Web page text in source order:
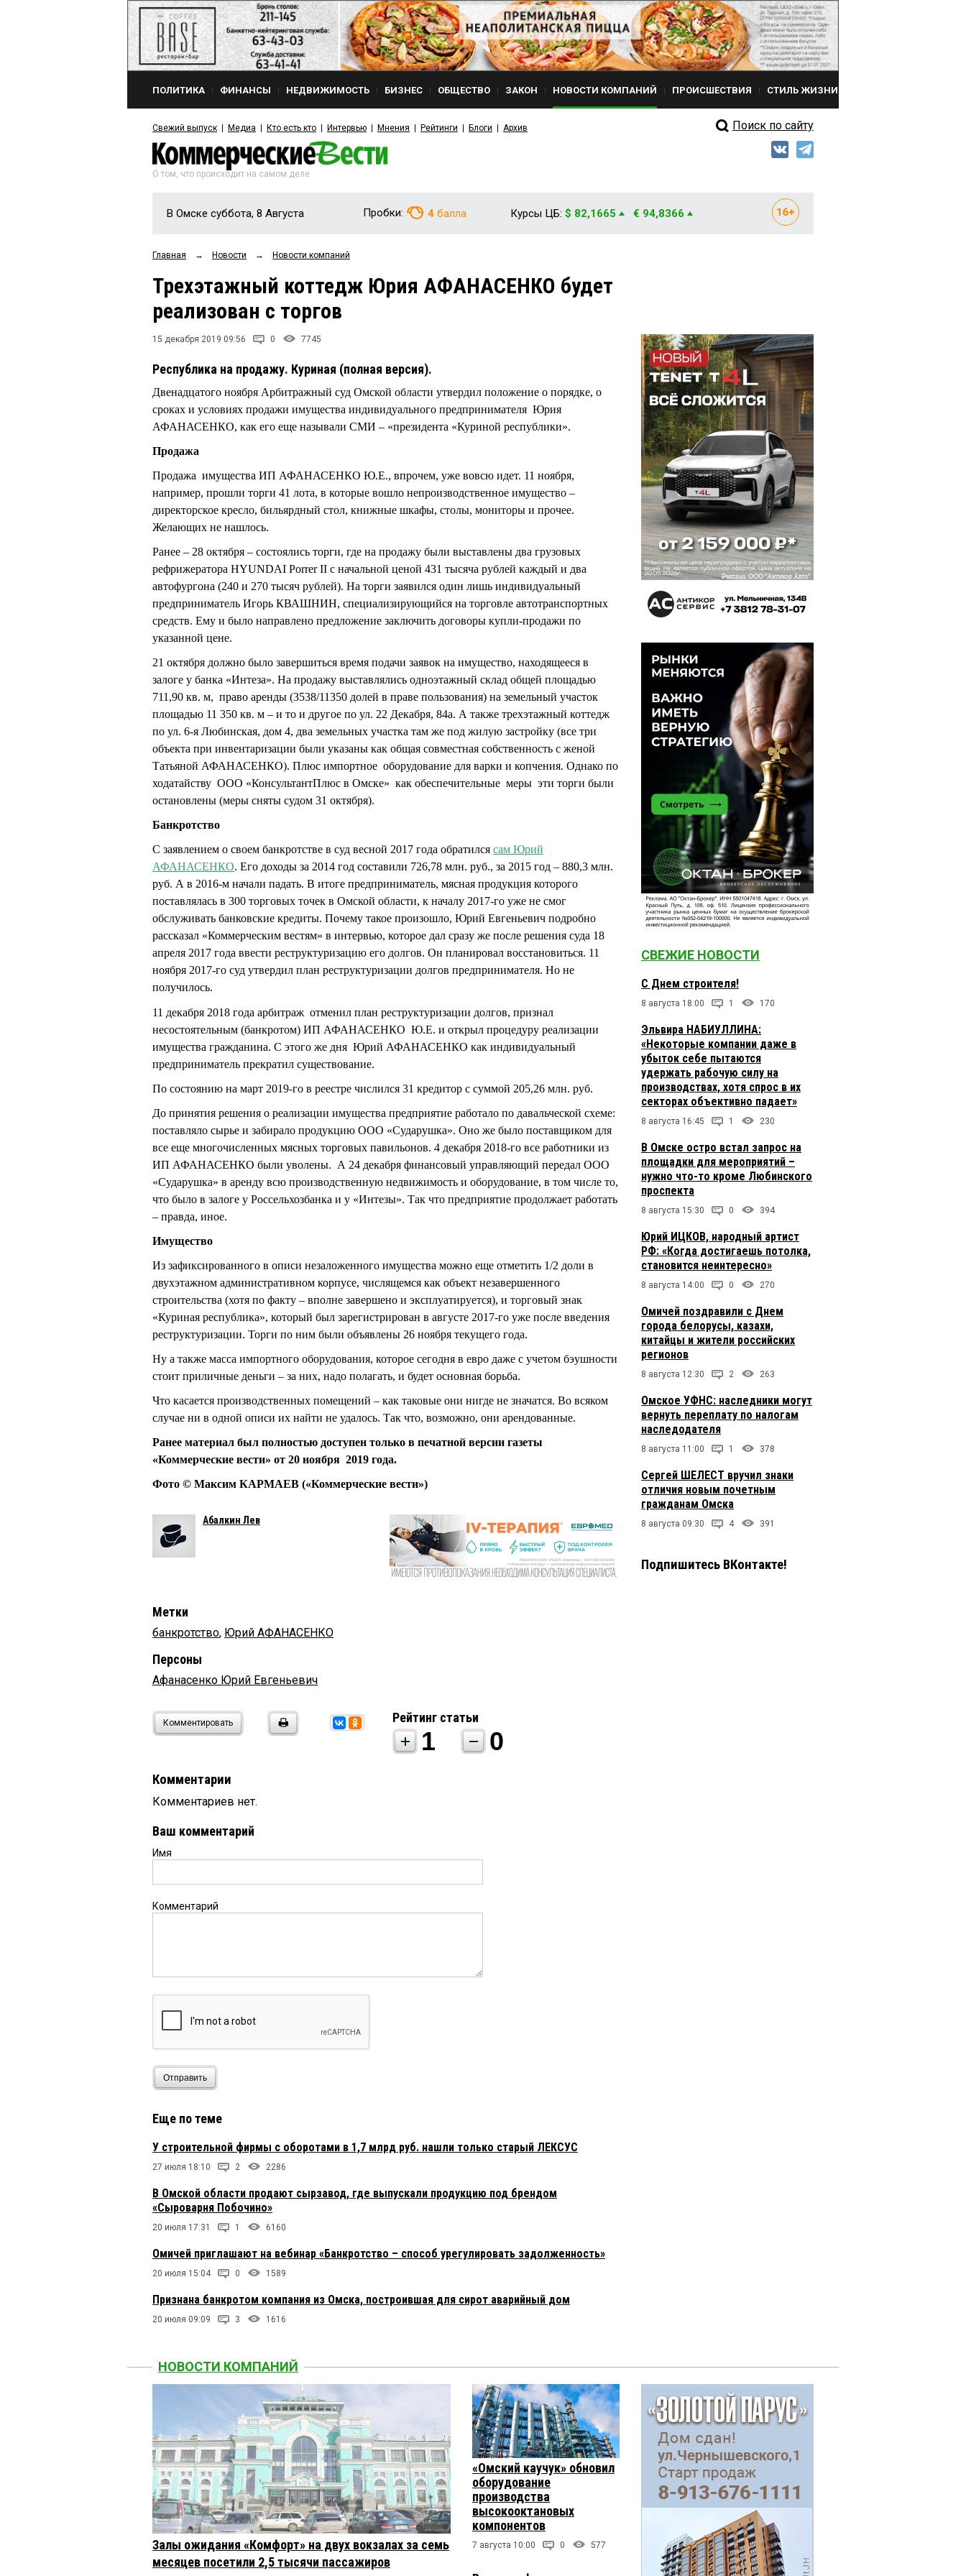
ПОЛИТИКА ФИНАНСЫ НЕДВИЖИМОСТЬ БИЗНЕС ОБЩЕСТВО ЗАКОН НОВОСТИ КОМПАНИЙ ПРОИСШЕСТВИЯ СТИЛЬ ЖИЗНИ
Свежий выпуск Медиа Кто есть кто Интервью Мнения Рейтинги Блоги Архив Поиск по сайту
О том, что происходит на самом деле
В Омске суббота, 8 Августа Пробки: 4 балла Курсы ЦБ: $ 82,1665 € 94,8366
Главная → Новости → Новости компаний
Трехэтажный коттедж Юрия АФАНАСЕНКО будет
реализован с торгов
15 декабря 2019 09:56 0 7745
Республика на продажу. Куриная (полная версия).
Двенадцатого ноября Арбитражный суд Омской области утвердил положение о порядке, о
сроках и условиях продажи имущества индивидуального предпринимателя Юрия
АФАНАСЕНКО, как его еще называли СМИ – «президента «Куриной республики».
Продажа
Продажа имущества ИП АФАНАСЕНКО Ю.Е., впрочем, уже вовсю идет. 11 ноября,
например, прошли торги 41 лота, в которые вошло непроизводственное имущество –
директорское кресло, бильярдный стол, книжные шкафы, столы, мониторы и прочее.
Желающих не нашлось.
Ранее – 28 октября – состоялись торги, где на продажу были выставлены два грузовых
рефрижератора HYUNDAI Porrer II с начальной ценой 431 тысяча рублей каждый и два
автофургона (240 и 270 тысяч рублей). На торги заявился один лишь индивидуальный
предприниматель Игорь КВАШНИН, специализирующийся на торговле автотранспортных
средств. Ему и было направлено предложение заключить договоры купли-продажи по
указанной цене.
21 октября должно было завершиться время подачи заявок на имущество, находящееся в
залоге у банка «Интеза». На продажу выставлялись одноэтажный склад общей площадью
711,90 кв. м, право аренды (3538/11350 долей в праве пользования) на земельный участок
площадью 11 350 кв. м – и то и другое по ул. 22 Декабря, 84а. А также трехэтажный коттедж
по ул. 6-я Любинская, дом 4, два земельных участка там же под жилую застройку (все три
объекта при инвентаризации были указаны как общая совместная собственность с женой
Татьяной АФАНАСЕНКО). Плюс импортное оборудование для варки и копчения. Однако по
ходатайству ООО «КонсультантПлюс в Омске» как обеспечительные меры эти торги были
остановлены (меры сняты судом 31 октября).
Банкротство
С заявлением о своем банкротстве в суд весной 2017 года обратился сам Юрий
АФАНАСЕНКО. Его доходы за 2014 год составили 726,78 млн. руб., за 2015 год – 880,3 млн.
руб. А в 2016-м начали падать. В итоге предприниматель, мясная продукция которого
поставлялась в 300 торговых точек в Омской области, к началу 2017-го уже не смог
обслуживать банковские кредиты. Почему такое произошло, Юрий Евгеньевич подробно
рассказал «Коммерческим вестям» в интервью, которое дал сразу же после решения суда 18
апреля 2017 года ввести реструктуризацию его долгов. Он планировал восстановиться. 11
ноября 2017-го суд утвердил план реструктуризации долгов предпринимателя. Но не
получилось.
11 декабря 2018 года арбитраж отменил план реструктуризации долгов, признал
несостоятельным (банкротом) ИП АФАНАСЕНКО Ю.Е. и открыл процедуру реализации
имущества гражданина. С этого же дня Юрий АФАНАСЕНКО как индивидуальный
предприниматель прекратил существование.
По состоянию на март 2019-го в реестре числился 31 кредитор с суммой 205,26 млн. руб.
До принятия решения о реализации имущества предприятие работало по давальческой схеме:
поставляло сырье и забирало продукцию ООО «Сударушка». Оно же было поставщиком для
все еще многочисленных мясных торговых павильонов. 4 декабря 2018-го все работники из
ИП АФАНАСЕНКО были уволены. А 24 декабря финансовый управляющий передал ООО
«Сударушка» в аренду всю производственную недвижимость и оборудование, в том числе то,
что было в залоге у Россельхозбанка и у «Интезы». Так что предприятие продолжает работать
– правда, иное.
Имущество
Из зафиксированного в описи незаложенного имущества можно еще отметить 1/2 доли в
двухэтажном административном корпусе, числящемся как объект незавершенного
строительства (хотя по факту – вполне завершено и эксплуатируется), и торговый знак
«Куриная республика», который был зарегистрирован в августе 2017-го уже после введения
реструктуризации. Торги по ним были объявлены 26 ноября текущего года.
Ну а также масса импортного оборудования, которое сегодня в евро даже с учетом бэушности
стоит приличные деньги – за них, надо полагать, и будет основная борьба.
Что касается производственных помещений – как таковые они нигде не значатся. Во всяком
случае ни в одной описи их найти не удалось. Так что, возможно, они арендованные.
Ранее материал был полностью доступен только в печатной версии газеты
«Коммерческие вести» от 20 ноября 2019 года.
Фото © Максим КАРМАЕВ («Коммерческие вести»)
Абалкин Лев
Метки
банкротство, Юрий АФАНАСЕНКО
Персоны
Афанасенко Юрий Евгеньевич
Комментировать Рейтинг статьи
1 0
Комментарии
Комментариев нет.
Ваш комментарий
Имя
Комментарий
Отправить
Еще по теме
У строительной фирмы с оборотами в 1,7 млрд руб. нашли только старый ЛЕКСУС
27 июля 18:10 2 2286
В Омской области продают сырзавод, где выпускали продукцию под брендом
«Сыроварня Побочино»
20 июля 17:31 1 6160
Омичей приглашают на вебинар «Банкротство – способ урегулировать задолженность»
20 июля 15:04 0 1589
Признана банкротом компания из Омска, построившая для сирот аварийный дом
20 июля 09:09 3 1616
СВЕЖИЕ НОВОСТИ
С Днем строителя!
8 августа 18:00 1 170
Эльвира НАБИУЛЛИНА:
«Некоторые компании даже в
убыток себе пытаются
удержать рабочую силу на
производствах, хотя спрос в их
секторах объективно падает»
8 августа 16:45 1 230
В Омске остро встал запрос на
площадки для мероприятий –
нужно что-то кроме Любинского
проспекта
8 августа 15:30 0 394
Юрий ИЦКОВ, народный артист
РФ: «Когда достигаешь потолка,
становится неинтересно»
8 августа 14:00 0 270
Омичей поздравили с Днем
города белорусы, казахи,
китайцы и жители российских
регионов
8 августа 12:30 2 263
Омское УФНС: наследники могут
вернуть переплату по налогам
наследодателя
8 августа 11:00 1 378
Сергей ШЕЛЕСТ вручил знаки
отличия новым почетным
гражданам Омска
8 августа 09:30 4 391
Подпишитесь ВКонтакте!
НОВОСТИ КОМПАНИЙ
Залы ожидания «Комфорт» на двух вокзалах за семь
месяцев посетили 2,5 тысячи пассажиров
«Омский каучук» обновил
оборудование
производства
высокооктановых
компонентов
7 августа 10:00 0 577